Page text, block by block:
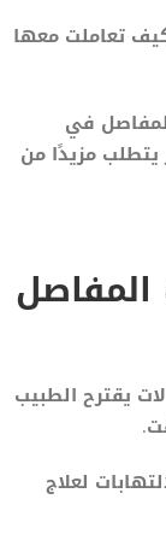
تعاملت معها
في
يتطلب مزيدًا من
المفاصل
يقترح الطبيب
لعلاج